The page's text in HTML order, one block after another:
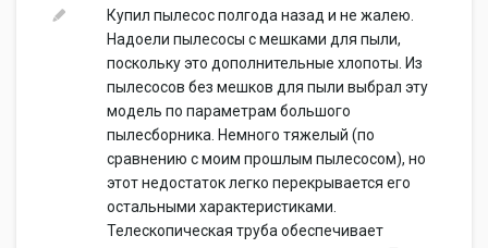
Купил пылесос полгода назад и не жалею.
Надоели пылесосы с мешками для пыли,
поскольку это дополнительные хлопоты. Из
пылесосов без мешков для пыли выбрал эту
модель по параметрам большого
пылесборника. Немного тяжелый (по
сравнению с моим прошлым пылесосом), но
этот недостаток легко перекрывается его
остальными характеристиками.
Телескопическая труба обеспечивает